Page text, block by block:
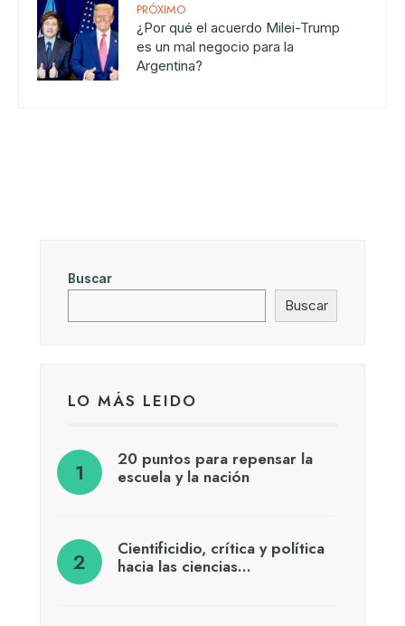
PRÓXIMO
¿Por qué el acuerdo Milei-Trump
es un mal negocio para la
Argentina?
Buscar
Buscar
LO MÁS LEIDO
20 puntos para repensar la
escuela y la nación
Cientificidio, crítica y política
hacia las ciencias…